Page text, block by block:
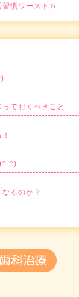
慣ワースト５
ておくべきこと
^)
るのか？